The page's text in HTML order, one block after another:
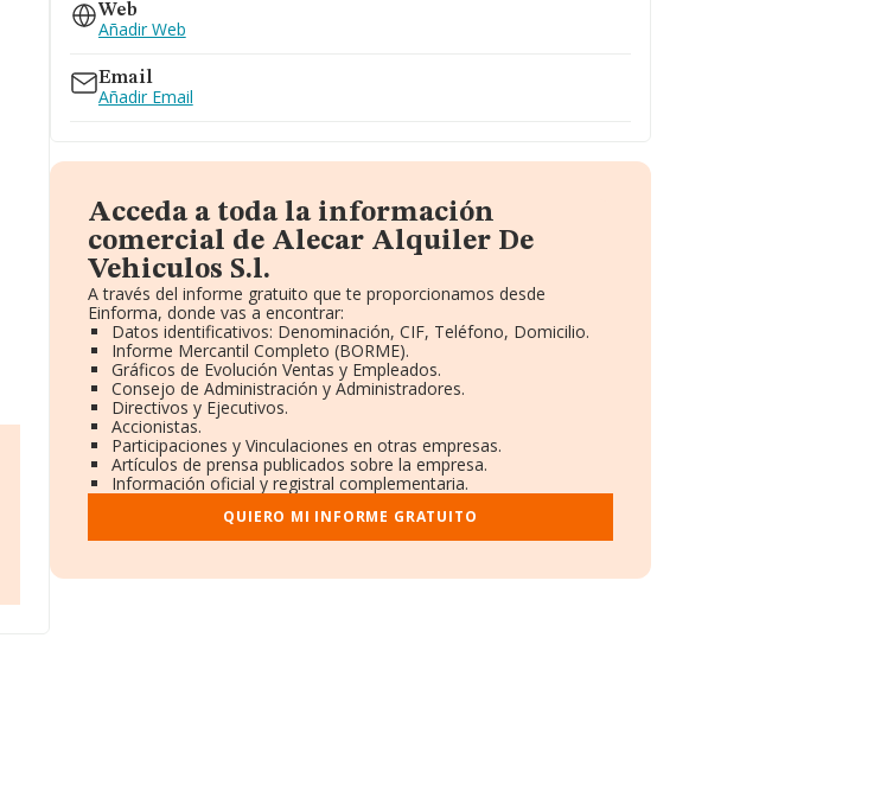
Web
Añadir Web
Email
Añadir Email
Acceda a toda la información
comercial de Alecar Alquiler De
Vehiculos S.l.
A través del informe gratuito que te proporcionamos desde
Einforma, donde vas a encontrar:
Datos identificativos: Denominación, CIF, Teléfono, Domicilio.
Informe Mercantil Completo (BORME).
Gráficos de Evolución Ventas y Empleados.
Consejo de Administración y Administradores.
Directivos y Ejecutivos.
Accionistas.
Participaciones y Vinculaciones en otras empresas.
Artículos de prensa publicados sobre la empresa.
Información oficial y registral complementaria.
QUIERO MI INFORME GRATUITO